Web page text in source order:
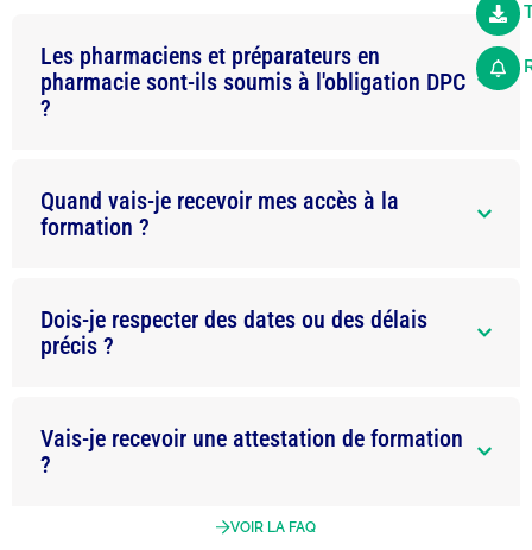
Les pharmaciens et préparateurs en
pharmacie sont-ils soumis à l'obligation DPC
?
Quand vais-je recevoir mes accès à la
formation ?
Dois-je respecter des dates ou des délais
précis ?
Vais-je recevoir une attestation de formation
?
VOIR LA FAQ